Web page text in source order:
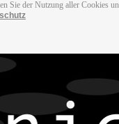
Sie der Nutzung aller Cookies